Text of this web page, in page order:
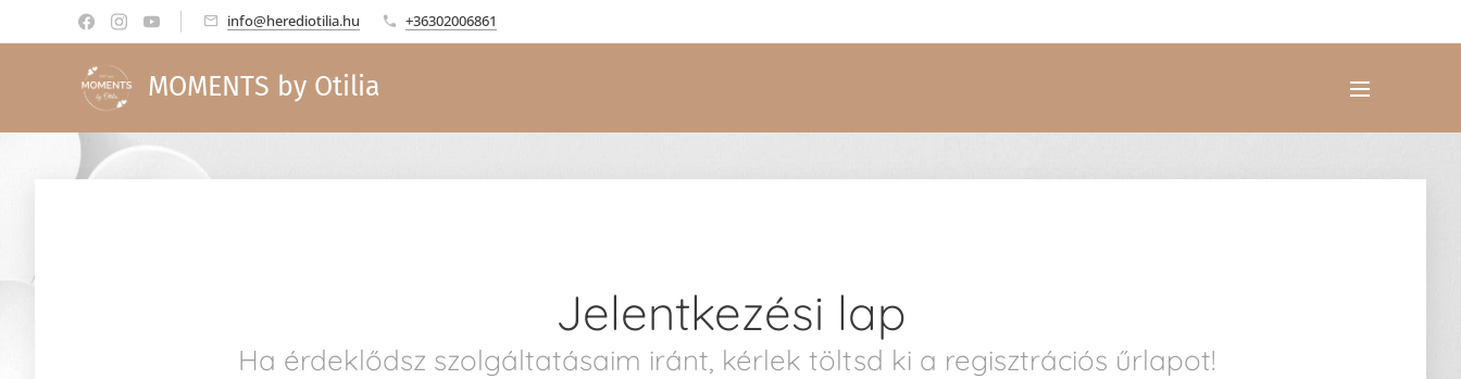
info@herediotilia.hu +36302006861
MOMENTS by Otilia
Jelentkezési lap
Ha érdeklődsz szolgáltatásaim iránt, kérlek töltsd ki a regisztrációs űrlapot!